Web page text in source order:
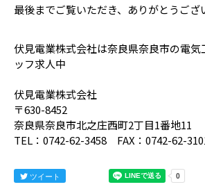
最後までご覧いただき、ありがとうござ
伏見電業株式会社は奈良県奈良市の電気
ッフ求人中
伏見電業株式会社
〒630-8452
奈良県奈良市北之庄西町2丁目1番地11
TEL：0742-62-3458 FAX：0742-62-
ツイート